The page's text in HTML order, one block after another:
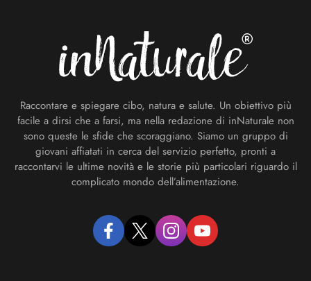
Raccontare e spiegare cibo, natura e salute. Un obiettivo più
facile a dirsi che a farsi, ma nella redazione di inNaturale non
sono queste le sfide che scoraggiano. Siamo un gruppo di
giovani affiatati in cerca del servizio perfetto, pronti a
raccontarvi le ultime novità e le storie più particolari riguardo il
complicato mondo dell’alimentazione.
facebooktwitter instagramyoutube